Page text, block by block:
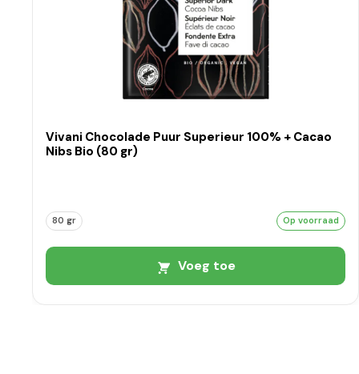
Vivani Chocolade Puur Superieur 100% + Cacao
Nibs Bio (80 gr)
80 gr Op voorraad
Voeg toe